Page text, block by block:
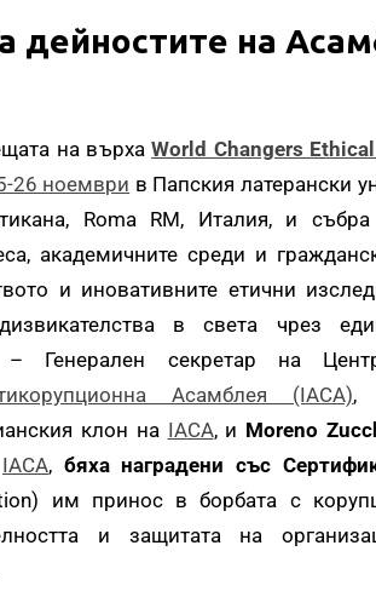
дейностите на
на върхаWorld Changers
26 ноември в Папския латерански
Roma RM, Италия, и
академичните среди и
и иновативните етични
в света чрез
– Генерален секретар на
Асамблея (IACA),
клон на IACA, и Moreno
IACA, бяха наградени със
им принос в борбата с
и защитата на